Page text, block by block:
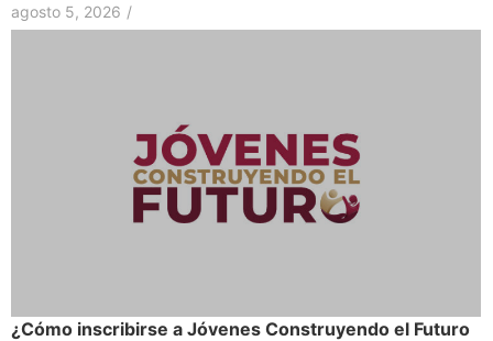
agosto 5, 2026 /
¿Cómo inscribirse a Jóvenes Construyendo el Futuro